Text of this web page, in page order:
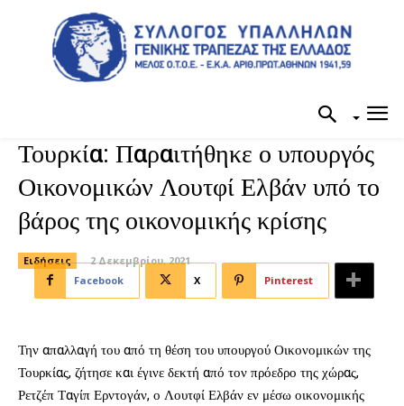
Τουρκία: Παραιτήθηκε ο υπουργός
Οικονομικών Λουτφί Ελβάν υπό το
βάρος της οικονομικής κρίσης
Ειδήσεις
2 Δεκεμβρίου, 2021
Facebook
X Pinterest
Την απαλλαγή του από τη θέση του υπουργού Οικονομικών της
Τουρκίας, ζήτησε και έγινε δεκτή από τον πρόεδρο της χώρας,
Ρετζέπ Ταγίπ Ερντογάν, ο Λουτφί Ελβάν εν μέσω οικονομικής